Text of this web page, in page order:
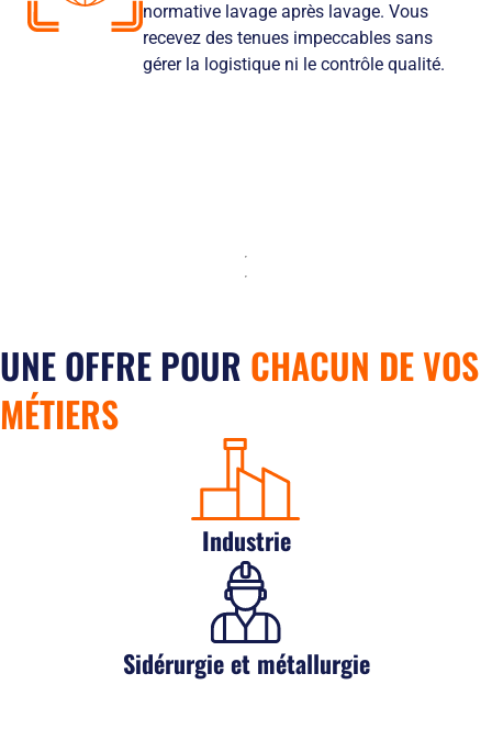
normative lavage après lavage. Vous
recevez des tenues impeccables sans
gérer la logistique ni le contrôle qualité.
UNE OFFRE POUR CHACUN DE VOS
MÉTIERS
Industrie
Sidérurgie et métallurgie